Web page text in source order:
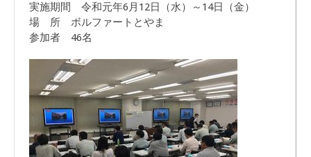
実施期間 令和元年6月 12日（水）～ 14日（金）
場 所 ボルファートとやま
参加者 46名